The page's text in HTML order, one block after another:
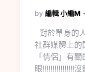
by 編輯 小編M
對於單身的
社群媒體上的
「情侶」有
眼!!!!!!!!!!!!!!!!